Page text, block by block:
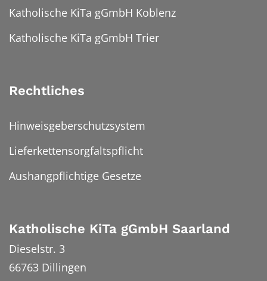
Katholische KiTa gGmbH Koblenz
Katholische KiTa gGmbH Trier
Rechtliches
Hinweisgeberschutzsystem
Lieferkettensorgfaltspflicht
Aushangpflichtige Gesetze
Katholische KiTa gGmbH Saarland
Dieselstr. 3
66763 Dillingen